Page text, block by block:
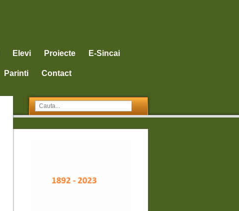
Elevi Proiecte E-Sincai
Parinti Contact